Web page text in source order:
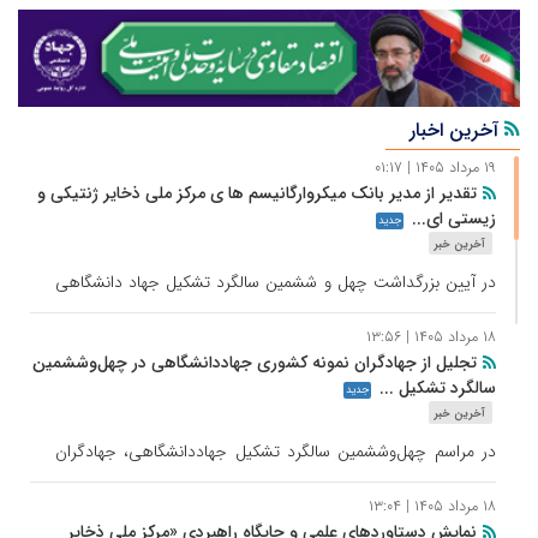
آخرین اخبار
۱۹ مرداد ۱۴۰۵ | ۰۱:۱۷
تقدیر از مدیر بانک میکروارگانیسم ها ی مرکز ملی ذخایر ژنتیکی و
زیستی ای...
جدید
آخرین خبر
در آیین بزرگداشت چهل و ششمین سالگرد تشکیل جهاد دانشگاهی
که با حضور رییس‌جمهور برگزار شد، دکتر محدثه رمضانی ، مدیر
بانک میکروارگانیسم ها ی مرکز ملی ذخایر ژنتیکی و زیستی ایران به
عنوان جهادگر نمونه جهادانشگاهی کشور انتخاب شد.
۱۸ مرداد ۱۴۰۵ | ۱۳:۵۶
تجلیل از جهادگران نمونه کشوری جهاددانشگاهی در چهل‌وششمین
سالگرد تشکیل ...
جدید
آخرین خبر
در مراسم چهل‌وششمین سالگرد تشکیل جهاددانشگاهی، جهادگران
نمونه کشوری این نهاد در حوزه‌های مختلف معرفی و با اهدای لوح
تقدیر مورد تجلیل قرار گرفتند.
۱۸ مرداد ۱۴۰۵ | ۱۳:۰۴
نمایش دستاوردهای علمی و جایگاه راهبردی «مرکز ملی ذخایر